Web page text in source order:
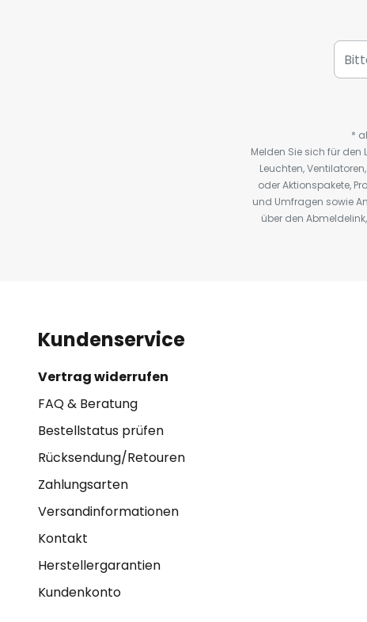
*
Melden Sie sich für
Leuchten,
oder Aktionspakete,
und Umfragen sowie
über den
Kundenservice
Vertrag widerrufen
FAQ & Beratung
Bestellstatus prüfen
Rücksendung/Retouren
Zahlungsarten
Versandinformationen
Kontakt
Herstellergarantien
Kundenkonto